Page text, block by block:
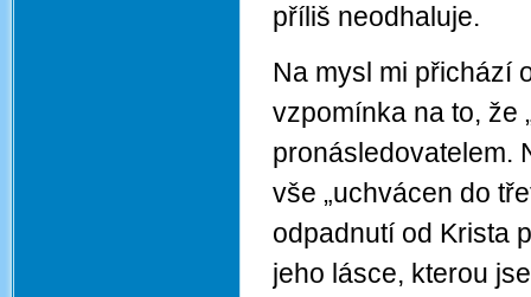
příliš neodhaluje.
Na mysl mi přichází
vzpomínka na to, že
pronásledovatelem.
vše „uchvácen do
odpadnutí od Krista
jeho lásce, kterou